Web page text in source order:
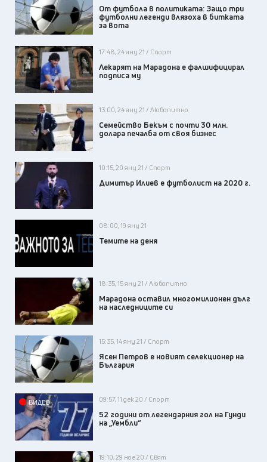
От футбола в политиката: Защо три
футболни легенди влязоха в битката
за вота
17:48, 24 яну 21 / Спорт
Лекарят на Марадона е фалшифицирал
подписа му
13:00, 24 яну 21 / Любопитно
Семейство Бекъм с почти 30 млн.
долара печалба от своя бизнес
10:15, 20 яну 21 / Спорт
Димитър Илиев е футболист на 2020 г.
08:00, 19 яну 21
Темите на деня
18:35, 15 яну 21 / Любопитно
Марадона оставил многомилионен дълг
на наследниците си
15:35, 14 яну 21 / Спорт
Ясен Петров е новият селекционер на
България
ВИДЕО 09:57, 11 дек 20 / Спорт
52 години от легендарния гол на Гунди
на „Уембли“
19:10, 29 ное 20 / Свят